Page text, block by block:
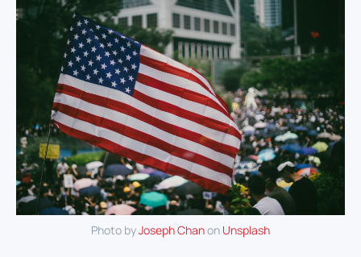
Photo byJoseph Chanon Unsplash